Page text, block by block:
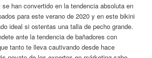
han convertido en la tendencia absoluta en
para este verano de 2020 y en este bikini
ideal si ostentas una talla de pecho grande.
ante la tendencia de bañadores con
tanto te lleva cautivando desde hace